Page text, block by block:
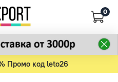
0
Промо код leto26